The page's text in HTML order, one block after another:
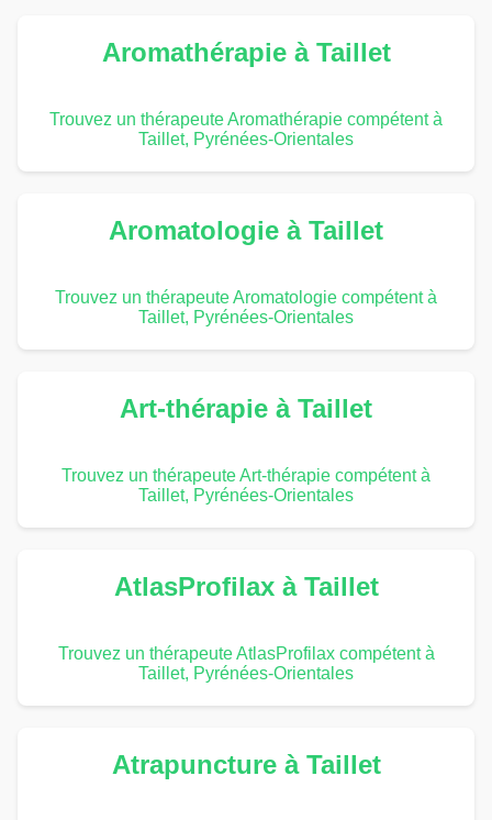
Aromathérapie à Taillet
Trouvez un thérapeute Aromathérapie compétent à
Taillet, Pyrénées-Orientales
Aromatologie à Taillet
Trouvez un thérapeute Aromatologie compétent à
Taillet, Pyrénées-Orientales
Art-thérapie à Taillet
Trouvez un thérapeute Art-thérapie compétent à
Taillet, Pyrénées-Orientales
AtlasProfilax à Taillet
Trouvez un thérapeute AtlasProfilax compétent à
Taillet, Pyrénées-Orientales
Atrapuncture à Taillet